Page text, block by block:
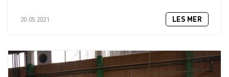
20.05.2021 LES MER